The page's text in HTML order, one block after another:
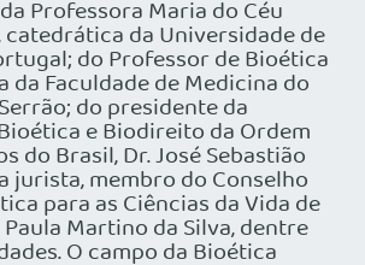
Professora Maria do Céu
catedrática da Universidade de
do Professor de Bioética
da Faculdade de Medicina do
do presidente da
e Biodireito da Ordem
do Brasil, Dr. José Sebastião
jurista, membro do Conselho
para as Ciências da Vida de
Martino da Silva, dentre
O campo da Bioética